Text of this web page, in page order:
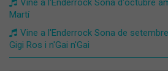
Vine a l'Enderrock Sona d'octubre
Martí
Vine a l'Enderrock Sona de
Gigi Ros i n'Gai n'Gai